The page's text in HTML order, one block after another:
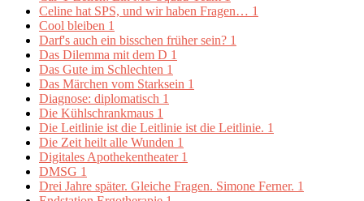
Celine hat SPS, und wir haben Fragen… 1
Cool bleiben 1
Darf's auch ein bisschen früher sein? 1
Das Dilemma mit dem D 1
Das Gute im Schlechten 1
Das Märchen vom Starksein 1
Diagnose: diplomatisch 1
Die Kühlschrankmaus 1
Die Leitlinie ist die Leitlinie ist die Leitlinie. 1
Die Zeit heilt alle Wunden 1
Digitales Apothekentheater 1
DMSG 1
Drei Jahre später. Gleiche Fragen. Simone Ferner. 1